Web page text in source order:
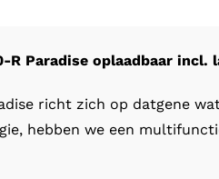
R Paradise oplaadbaar incl.
richt zich op datgene
hebben we een